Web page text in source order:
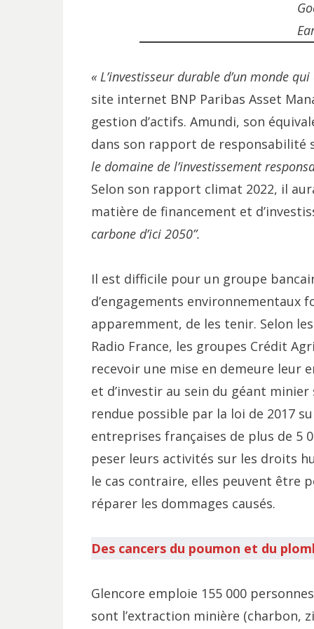
« L’investisseur durable d’un monde qui
site internet BNP Paribas Asset
gestion d’actifs. Amundi, son
dans son rapport de responsabilité
le domaine de l’investissement
Selon son rapport climat 2022, il
matière de financement et
carbone d’ici 2050”.
Il est difficile pour un groupe
d’engagements environnementaux
apparemment, de les tenir. Selon
Radio France, les groupes Crédit
recevoir une mise en demeure leur
et d’investir au sein du géant
rendue possible par la loi de 2017
entreprises françaises de plus de 5
peser leurs activités sur les droits
le cas contraire, elles peuvent être
réparer les dommages causés.
Des cancers du poumon et du
Glencore emploie 155 000
sont l’extraction minière (charbon,